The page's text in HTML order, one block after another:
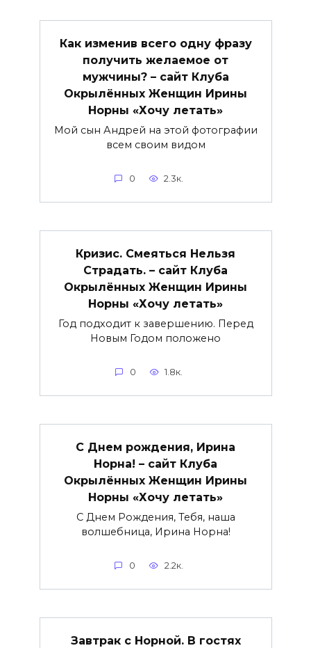
Как изменив всего одну фразу
получить желаемое от
мужчины? – сайт Клуба
Окрылённых Женщин Ирины
Норны «Хочу летать»
Мой сын Андрей на этой фотографии
всем своим видом
0 2.3к.
Кризис. Смеяться Нельзя
Страдать. – сайт Клуба
Окрылённых Женщин Ирины
Норны «Хочу летать»
Год подходит к завершению. Перед
Новым Годом положено
0 1.8к.
С Днем рождения, Ирина
Норна! – сайт Клуба
Окрылённых Женщин Ирины
Норны «Хочу летать»
С Днем Рождения, Тебя, наша
волшебница, Ирина Норна!
0 2.2к.
Завтрак с Норной. В гостях